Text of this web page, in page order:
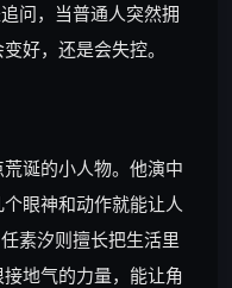
问，当普通人突然拥
好，还是会失控。
诞的小人物。他演中
眼神和动作就能让人
素汐则擅长把生活里
地气的力量，能让角